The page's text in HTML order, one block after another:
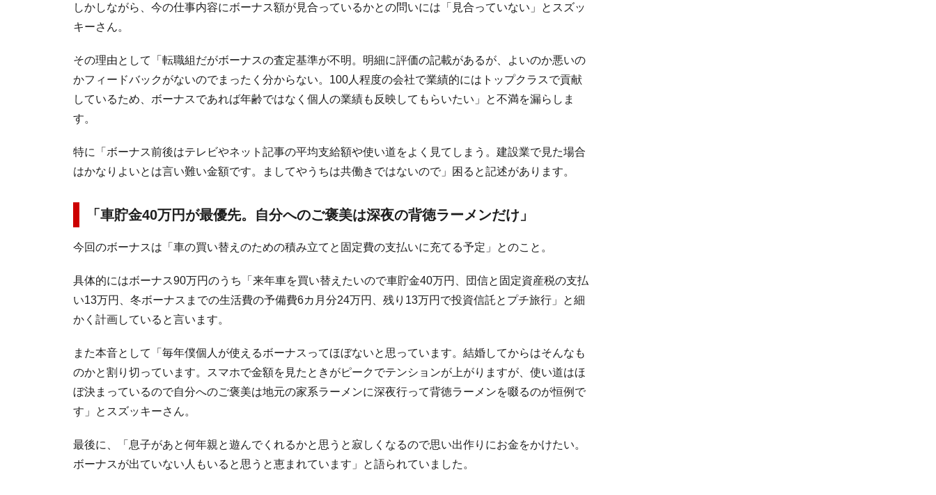
しかしながら、今の仕事内容にボーナス額が見合っているかとの問いには「見合っていない」とスズッ
キーさん。
その理由として「転職組だがボーナスの査定基準が不明。明細に評価の記載があるが、よいのか悪いの
かフィードバックがないのでまったく分からない。100人程度の会社で業績的にはトップクラスで貢献
しているため、ボーナスであれば年齢ではなく個人の業績も反映してもらいたい」と不満を漏らしま
す。
特に「ボーナス前後はテレビやネット記事の平均支給額や使い道をよく見てしまう。建設業で見た場合
はかなりよいとは言い難い金額です。ましてやうちは共働きではないので」困ると記述があります。
「車貯金40万円が最優先。自分へのご褒美は深夜の背徳ラーメンだけ」
今回のボーナスは「車の買い替えのための積み立てと固定費の支払いに充てる予定」とのこと。
具体的にはボーナス90万円のうち「来年車を買い替えたいので車貯金40万円、団信と固定資産税の支払
い13万円、冬ボーナスまでの生活費の予備費6カ月分24万円、残り13万円で投資信託とプチ旅行」と細
かく計画していると言います。
また本音として「毎年僕個人が使えるボーナスってほぼないと思っています。結婚してからはそんなも
のかと割り切っています。スマホで金額を見たときがピークでテンションが上がりますが、使い道はほ
ぼ決まっているので自分へのご褒美は地元の家系ラーメンに深夜行って背徳ラーメンを啜るのが恒例で
す」とスズッキーさん。
最後に、「息子があと何年親と遊んでくれるかと思うと寂しくなるので思い出作りにお金をかけたい。
ボーナスが出ていない人もいると思うと恵まれています」と語られていました。